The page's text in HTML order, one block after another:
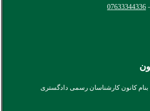
07633344336
کانون کارشناسان رسمی دادگستری